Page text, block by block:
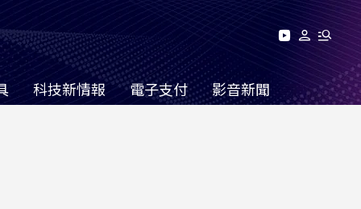
科技新情報 電子支付 影音新聞